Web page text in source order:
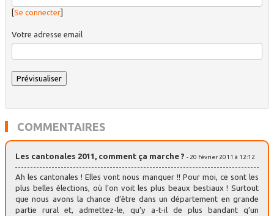
Se connecter]
Votre adresse email
COMMENTAIRES
Les cantonales 2011, comment ça marche ? - 20 février 2011 à 12:12
Ah les cantonales ! Elles vont nous manquer !! Pour moi, ce sont les
plus belles élections, où l’on voit les plus beaux bestiaux ! Surtout
que nous avons la chance d’être dans un département en grande
partie rural et, admettez-le, qu’y a-t-il de plus bandant q’un